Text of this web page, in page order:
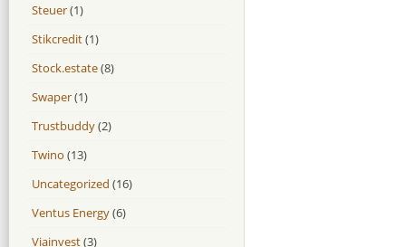
Steuer(1)
Stikcredit(1)
Stock.estate(8)
Swaper(1)
Trustbuddy(2)
Twino (13)
Uncategorized (16)
Ventus Energy(6)
Viainvest(3)